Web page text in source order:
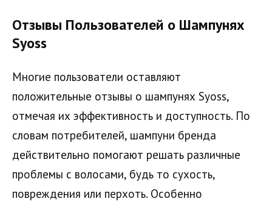
Отзывы Пользователей о Шампунях
Syoss
Многие пользователи оставляют
положительные отзывы о шампунях Syoss,
отмечая их эффективность и доступность. По
словам потребителей, шампуни бренда
действительно помогают решать различные
проблемы с волосами, будь то сухость,
повреждения или перхоть. Особенно